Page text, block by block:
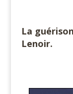
La
Lenoir.